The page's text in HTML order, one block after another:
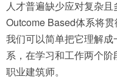
人才普遍缺少应对复杂且
Outcome Based体系将
我们可以简单把它理解
系，在学习和工作两个
职业建筑师。